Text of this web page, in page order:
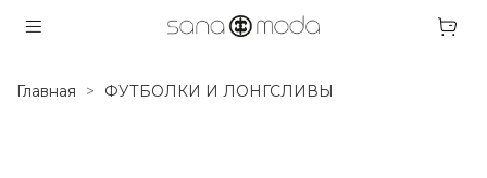
Главная ФУТБОЛКИ И ЛОНГСЛИВЫ